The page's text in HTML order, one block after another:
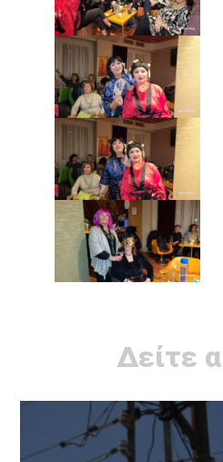
Δείτε